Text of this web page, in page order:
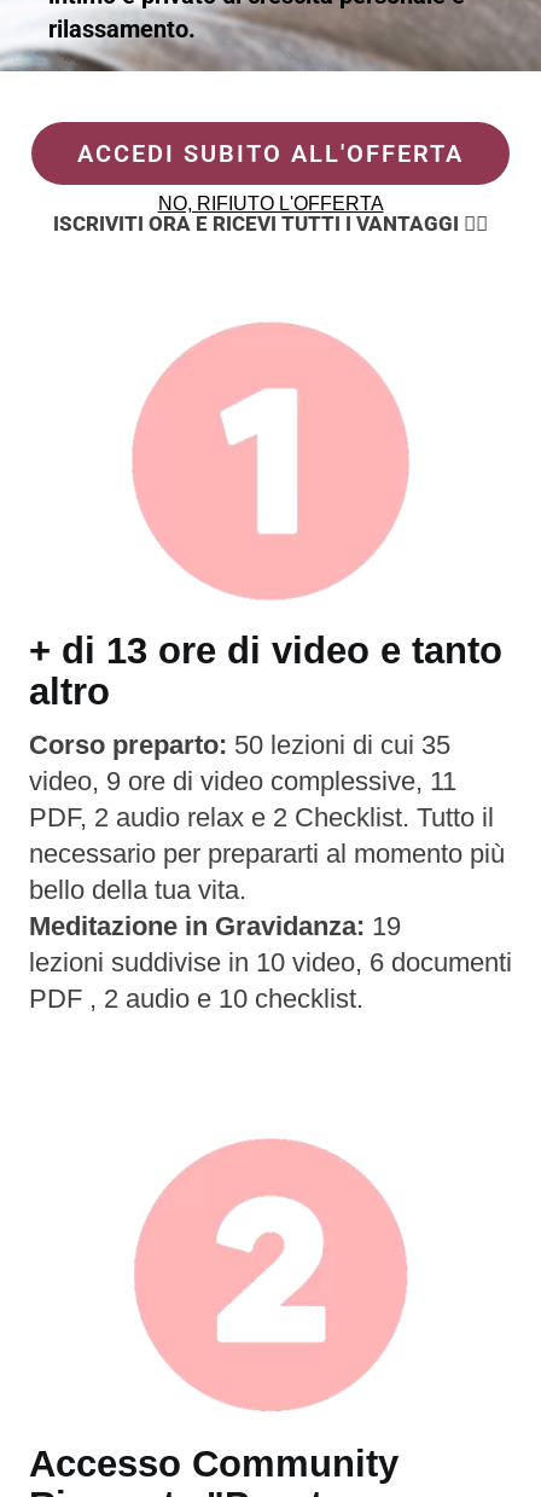
rilassamento.
ACCEDI SUBITO ALL'OFFERTA
NO, RIFIUTO L'OFFERTA
ISCRIVITI ORA E RICEVI TUTTI I VANTAGGI 👇🏻
+ di 13 ore di video e tanto
altro
Corso preparto: 50 lezioni di cui 35
video, 9 ore di video complessive, 11
PDF, 2 audio relax e 2 Checklist. Tutto il
necessario per prepararti al momento più
bello della tua vita.
Meditazione in Gravidanza: 19
lezioni suddivise in 10 video, 6 documenti
PDF , 2 audio e 10 checklist.
Accesso Community